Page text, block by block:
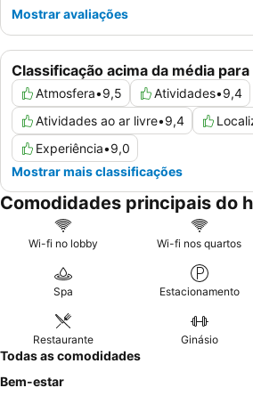
Classificação acima da média para
Atmosfera•9,5 Atividades•9,4
Atividades ao ar livre•9,4
Experiência•9,0
Mostrar mais classificações
Mostrar avaliações
Comodidades principais do
Wi-fi no lobby Wi-fi nos quartos
Spa Estacionamento
Restaurante Ginásio
Todas as comodidades
Bem-estar